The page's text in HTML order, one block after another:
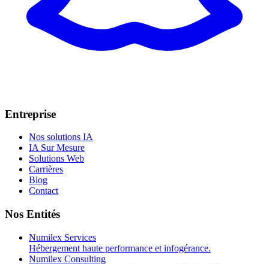
Entreprise
Nos solutions IA
IA Sur Mesure
Solutions Web
Carrières
Blog
Contact
Nos Entités
Numilex Services
Hébergement haute performance et infogérance.
Numilex Consulting